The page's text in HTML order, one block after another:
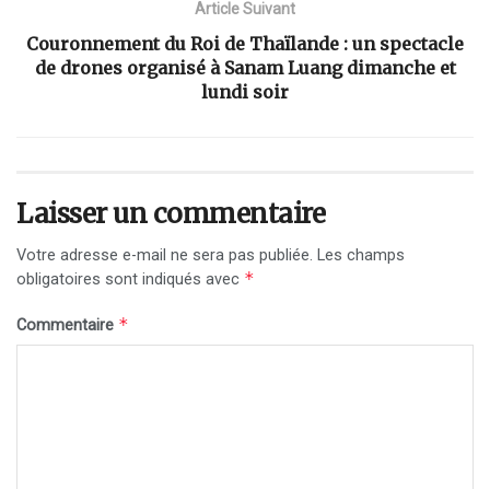
Article Suivant
Couronnement du Roi de Thaïlande : un spectacle
de drones organisé à Sanam Luang dimanche et
lundi soir
Laisser un commentaire
Votre adresse e-mail ne sera pas publiée. Les champs
obligatoires sont indiqués avec *
Commentaire *